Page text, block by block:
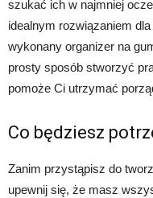
szukać ich w najmniej
idealnym rozwiązaniem
wykonany organizer na
prosty sposób stworzyć
pomoże Ci utrzymać
Co będziesz
Zanim przystąpisz do
upewnij się, że masz